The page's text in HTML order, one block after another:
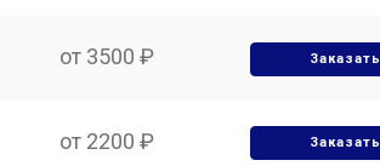
от 3500 ₽ Заказать
от 2200 ₽ Заказать